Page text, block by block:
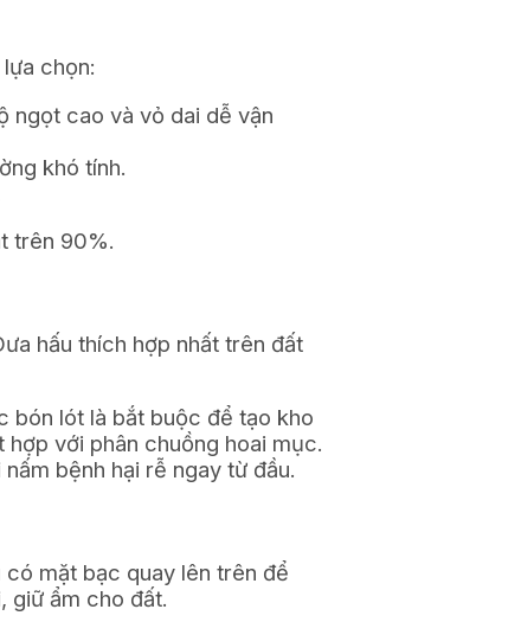
chọn:
ngọt cao và vỏ dai dễ vận
khó tính.
trên 90%.
hấu thích hợp nhất trên đất
bón lót là bắt buộc để tạo kho
hợp với phân chuồng hoai mục.
bệnh hại rễ ngay từ đầu.
có mặt bạc quay lên trên để
giữ ẩm cho đất.